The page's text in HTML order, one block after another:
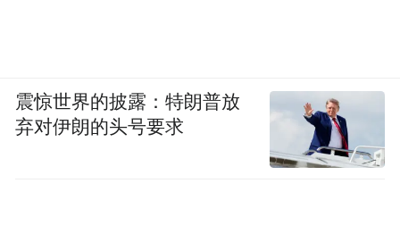
震惊世界的披露：特朗普放
弃对伊朗的头号要求